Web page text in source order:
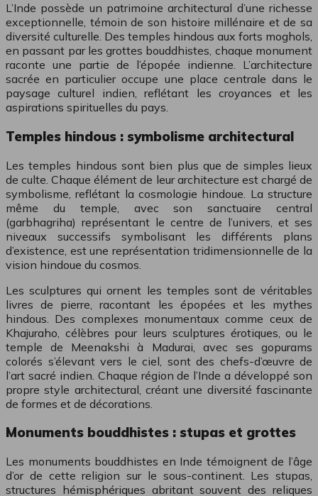
L’Inde possède un patrimoine architectural d’une richesse
exceptionnelle, témoin de son histoire millénaire et de sa
diversité culturelle. Des temples hindous aux forts moghols,
en passant par les grottes bouddhistes, chaque monument
raconte une partie de l’épopée indienne. L’architecture
sacrée en particulier occupe une place centrale dans le
paysage culturel indien, reflétant les croyances et les
aspirations spirituelles du pays.
Temples hindous : symbolisme architectural
Les temples hindous sont bien plus que de simples lieux
de culte. Chaque élément de leur architecture est chargé de
symbolisme, reflétant la cosmologie hindoue. La structure
même du temple, avec son sanctuaire central
(garbhagriha) représentant le centre de l’univers, et ses
niveaux successifs symbolisant les différents plans
d’existence, est une représentation tridimensionnelle de la
vision hindoue du cosmos.
Les sculptures qui ornent les temples sont de véritables
livres de pierre, racontant les épopées et les mythes
hindous. Des complexes monumentaux comme ceux de
Khajuraho, célèbres pour leurs sculptures érotiques, ou le
temple de Meenakshi à Madurai, avec ses gopurams
colorés s’élevant vers le ciel, sont des chefs-d’œuvre de
l’art sacré indien. Chaque région de l’Inde a développé son
propre style architectural, créant une diversité fascinante
de formes et de décorations.
Monuments bouddhistes : stupas et grottes
Les monuments bouddhistes en Inde témoignent de l’âge
d’or de cette religion sur le sous-continent. Les stupas,
structures hémisphériques abritant souvent des reliques